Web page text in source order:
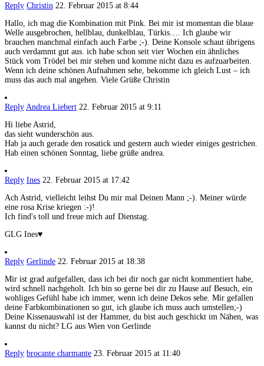
Reply Christin 22. Februar 2015 at 8:44
Hallo, ich mag die Kombination mit Pink. Bei mir ist momentan die blaue
Welle ausgebrochen, hellblau, dunkelblau, Türkis…. Ich glaube wir
brauchen manchmal einfach auch Farbe ;-). Deine Konsole schaut übrigens
auch verdammt gut aus. ich habe schon seit vier Wochen ein ähnliches
Stück vom Trödel bei mir stehen und komme nicht dazu es aufzuarbeiten.
Wenn ich deine schönen Aufnahmen sehe, bekomme ich gleich Lust – ich
muss das auch mal angehen. Viele Grüße Christin
Reply Andrea Liebert 22. Februar 2015 at 9:11
Hi liebe Astrid,
das sieht wunderschön aus.
Hab ja auch gerade den rosatick und gestern auch wieder einiges gestrichen.
Hab einen schönen Sonntag, liebe grüße andrea.
Reply Ines 22. Februar 2015 at 17:42
Ach Astrid, vielleicht leihst Du mir mal Deinen Mann ;-). Meiner würde
eine rosa Krise kriegen :-)!
Ich find's toll und freue mich auf Dienstag.
GLG Ines♥
Reply Gerlinde 22. Februar 2015 at 18:38
Mir ist grad aufgefallen, dass ich bei dir noch gar nicht kommentiert habe,
wird schnell nachgeholt. Ich bin so gerne bei dir zu Hause auf Besuch, ein
wohliges Gefühl habe ich immer, wenn ich deine Dekos sehe. Mir gefallen
deine Farbkombinationen so gut, ich glaube ich muss auch umstellen;-)
Deine Kissenauswahl ist der Hammer, du bist auch geschickt im Nähen, was
kannst du nicht? LG aus Wien von Gerlinde
Reply brocante charmante 23. Februar 2015 at 11:40